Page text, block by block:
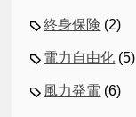
終身保険 (2)
電力自由化 (5)
風力発電 (6)